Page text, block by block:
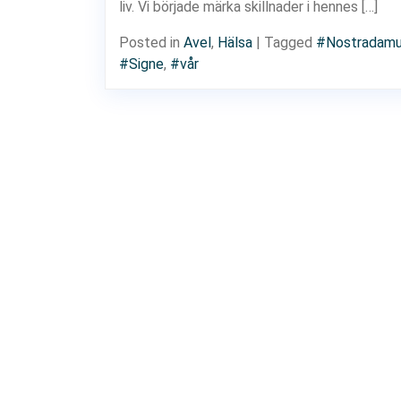
liv. Vi började märka skillnader i hennes […]
Posted in Avel, Hälsa | Tagged
#Signe, #vår